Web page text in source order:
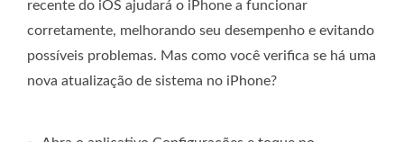
recente do iOS ajudará o iPhone a funcionar
corretamente, melhorando seu desempenho e evitando
possíveis problemas. Mas como você verifica se há uma
nova atualização de sistema no iPhone?